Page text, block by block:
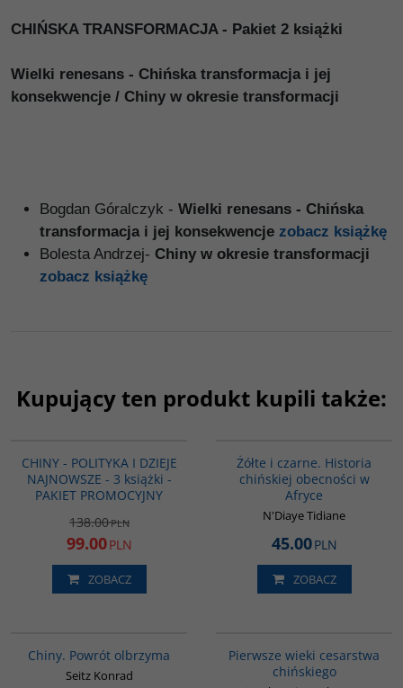
CHIŃSKA TRANSFORMACJA - Pakiet 2 książki
Wielki renesans - Chińska transformacja i jej
konsekwencje / Chiny w okresie transformacji
Bogdan Góralczyk - Wielki renesans - Chińska
transformacja i jej konsekwencje zobacz książkę
Bolesta Andrzej- Chiny w okresie transformacji
zobacz książkę
Kupujący ten produkt kupili także:
CHINY - POLITYKA I DZIEJE
NAJNOWSZE - 3 książki -
PAKIET PROMOCYJNY
138.00PLN
99.00PLN
ZOBACZ
Żółte i czarne. Historia
chińskiej obecności w
Afryce
N'Diaye Tidiane
45.00PLN
ZOBACZ
Chiny. Powrót olbrzyma
Seitz Konrad
Pierwsze wieki cesarstwa
chińskiego